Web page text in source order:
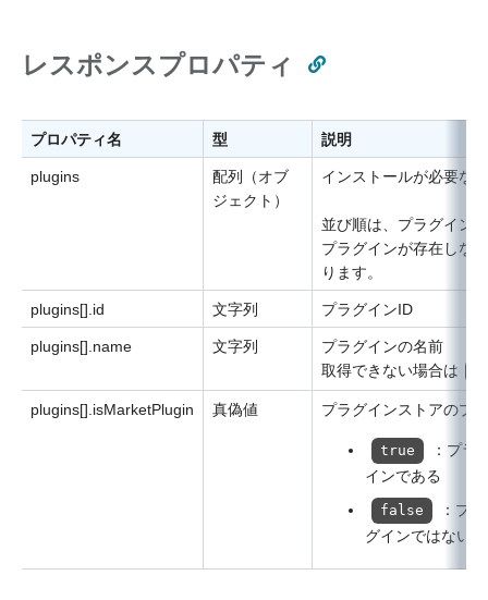
レスポンスプロパティ
プロパティ名 型 説明
plugins
配列（オブ
ジェクト）
インストールが必要な
並び順は、プラグイン
プラグインが存在しな
ります。
plugins[].id 文字列 プラグインID
plugins[].name 文字列
プラグインの名前
取得できない場合は
plugins[].isMarketPlugin 真偽値 プラグインストアのプ
true
：プラ
インである
false
：プ
グインではない